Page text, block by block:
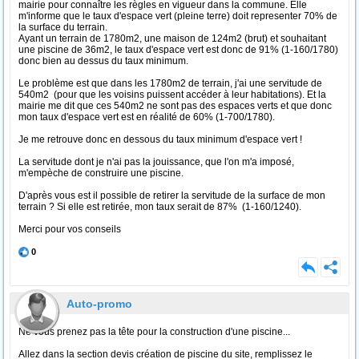
mairie pour connaître les règles en vigueur dans la commune. Elle
m'informe que le taux d'espace vert (pleine terre) doit representer 70% de
la surface du terrain.
Ayant un terrain de 1780m2, une maison de 124m2 (brut) et souhaitant
une piscine de 36m2, le taux d'espace vert est donc de 91% (1-160/1780)
donc bien au dessus du taux minimum.
Le problème est que dans les 1780m2 de terrain, j'ai une servitude de
540m2 (pour que les voisins puissent accéder à leur habitations). Et la
mairie me dit que ces 540m2 ne sont pas des espaces verts et que donc
mon taux d'espace vert est en réalité de 60% (1-700/1780).
Je me retrouve donc en dessous du taux minimum d'espace vert !
La servitude dont je n'ai pas la jouissance, que l'on m'a imposé,
m'empèche de construire une piscine.
D'après vous est il possible de retirer la servitude de la surface de mon
terrain ? Si elle est retirée, mon taux serait de 87% (1-160/1240).
Merci pour vos conseils
0
Auto-promo
Ne vous prenez pas la tête pour la construction d'une piscine...
Allez dans la section devis création de piscine du site, remplissez le